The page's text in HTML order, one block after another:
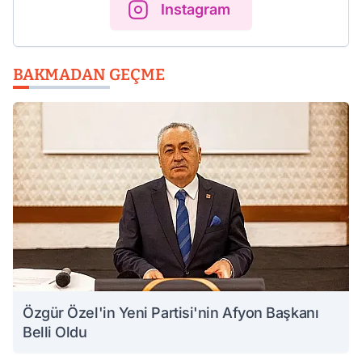
Instagram
BAKMADAN GEÇME
Özgür Özel'in Yeni Partisi'nin Afyon Başkanı
Belli Oldu